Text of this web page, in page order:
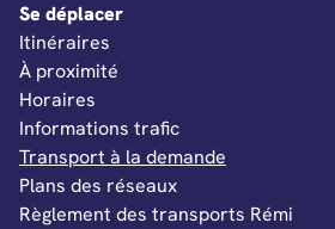
Antogny-le-Tillac (37)
Apremont-sur-Allier (18)
Arçay (18)
Arcisses (28)
Arcomps (18)
Ardelles (28)
Se déplacer
Itinéraires
À proximité
Horaires
Informations trafic
Transport à la demande
Plans des réseaux
Règlement des transports Rémi